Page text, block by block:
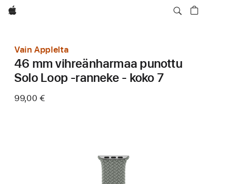
Apple
Vain Applelta
46 mm vihreänharmaa punottu
Solo Loop ‑ranneke - koko 7
99,00 €